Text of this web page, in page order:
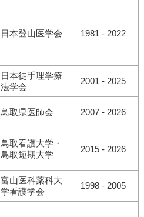
日本登山医学会 1981 - 2022
日本徒手理学療
法学会
2001 - 2025
鳥取県医師会 2007 - 2026
鳥取看護大学・
鳥取短期大学
2015 - 2026
富山医科薬科大
学看護学会
1998 - 2005